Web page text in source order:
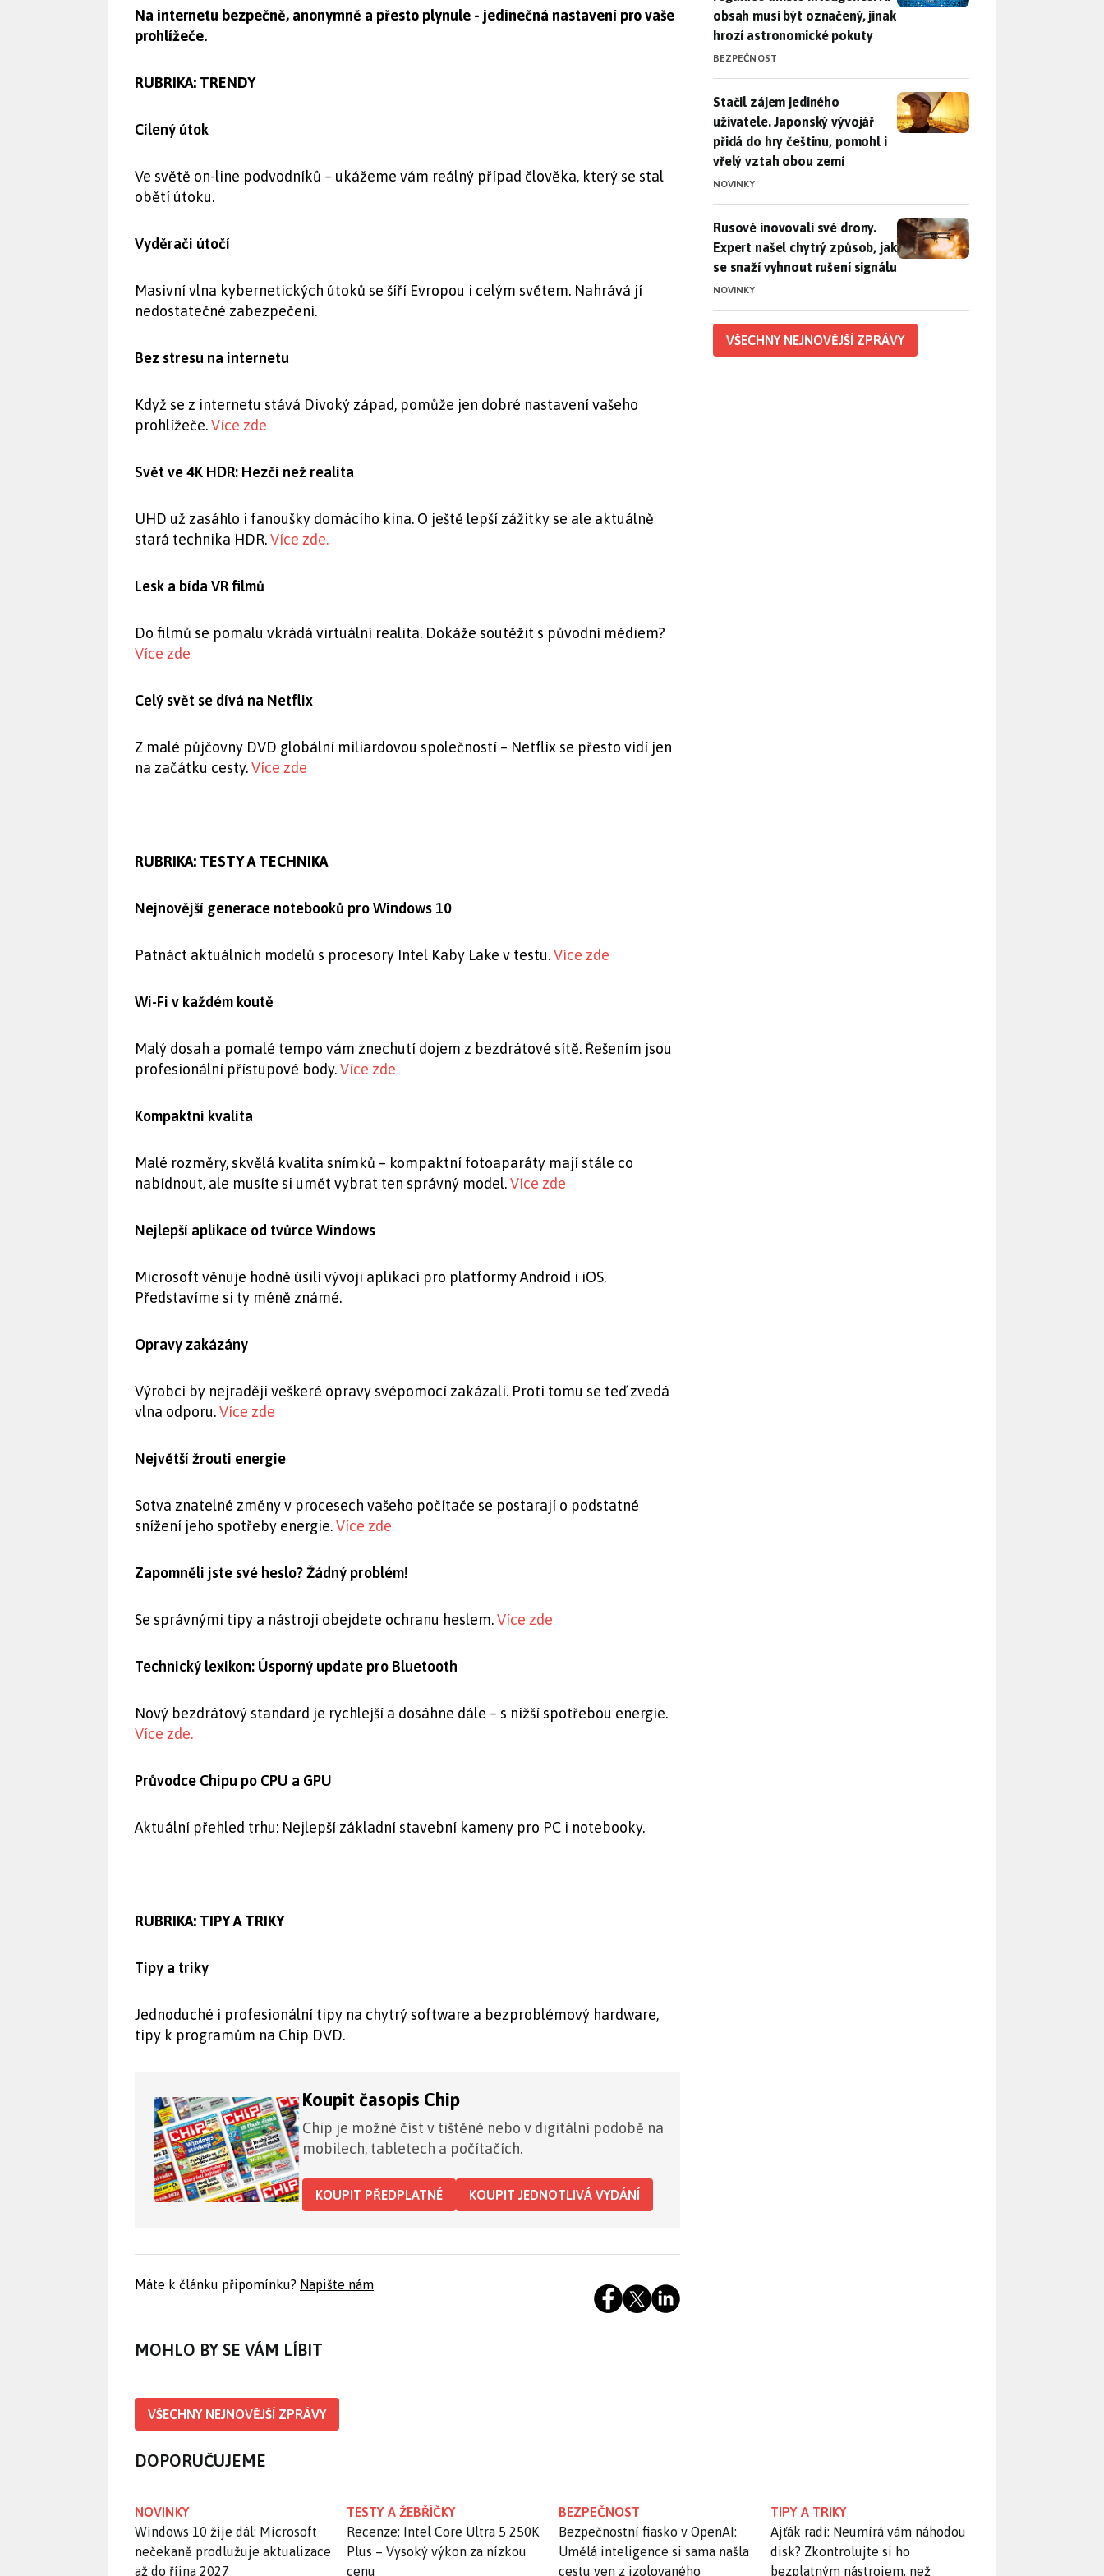
Na internetu bezpečně, anonymně a přesto plynule - jedinečná nastavení pro vaše
prohlížeče.
RUBRIKA: TRENDY
Cílený útok
Ve světě on-line podvodníků – ukážeme vám reálný případ člověka, který se stal
obětí útoku.
Vyděrači útočí
Masivní vlna kybernetických útoků se šíří Evropou i celým světem. Nahrává jí
nedostatečné zabezpečení.
Bez stresu na internetu
Když se z internetu stává Divoký západ, pomůže jen dobré nastavení vašeho
prohlížeče.Více zde
Svět ve 4K HDR: Hezčí než realita
UHD už zasáhlo i fanoušky domácího kina. O ještě lepší zážitky se ale aktuálně
stará technika HDR.Více zde.
Lesk a bída VR filmů
Do filmů se pomalu vkrádá virtuální realita. Dokáže soutěžit s původní médiem?
Více zde
Celý svět se dívá na Netflix
Z malé půjčovny DVD globální miliardovou společností – Netflix se přesto vidí jen
na začátku cesty.Více zde
RUBRIKA: TESTY A TECHNIKA
Nejnovější generace notebooků pro Windows 10
Patnáct aktuálních modelů s procesory Intel Kaby Lake v testu.Více zde
Wi-Fi v každém koutě
Malý dosah a pomalé tempo vám znechutí dojem z bezdrátové sítě. Řešením jsou
profesionální přístupové body.Více zde
Kompaktní kvalita
Malé rozměry, skvělá kvalita snímků – kompaktní fotoaparáty mají stále co
nabídnout, ale musíte si umět vybrat ten správný model.Více zde
Nejlepší aplikace od tvůrce Windows
Microsoft věnuje hodně úsilí vývoji aplikací pro platformy Android i iOS.
Představíme si ty méně známé.
Opravy zakázány
Výrobci by nejraději veškeré opravy svépomocí zakázali. Proti tomu se teď zvedá
vlna odporu.Více zde
Největší žrouti energie
Sotva znatelné změny v procesech vašeho počítače se postarají o podstatné
snížení jeho spotřeby energie.Více zde
Zapomněli jste své heslo? Žádný problém!
Se správnými tipy a nástroji obejdete ochranu heslem.Více zde
Technický lexikon: Úsporný update pro Bluetooth
Nový bezdrátový standard je rychlejší a dosáhne dále – s nižší spotřebou energie.
Více zde.
Průvodce Chipu po CPU a GPU
Aktuální přehled trhu: Nejlepší základní stavební kameny pro PC i notebooky.
RUBRIKA: TIPY A TRIKY
Tipy a triky
Jednoduché i profesionální tipy na chytrý software a bezproblémový hardware,
tipy k programům na Chip DVD.
Koupit časopis Chip
Chip je možné číst v tištěné nebo v digitální podobě na
mobilech, tabletech a počítačích.
KOUPIT PŘEDPLATNÉ KOUPIT JEDNOTLIVÁ VYDÁNÍ
Máte k článku připomínku? Napište nám
MOHLO BY SE VÁM LÍBIT
VŠECHNY NEJNOVĚJŠÍ ZPRÁVY
obsah musí být označený, jinak
hrozí astronomické pokuty
BEZPEČNOST
Stačil zájem jediného uživatele. Japonský vývojář přidá do hry
Stačil zájem jediného
uživatele. Japonský vývojář
přidá do hry češtinu, pomohl i
vřelý vztah obou zemí
NOVINKY
Rusové inovovali své drony. Expert našel chytrý způsob, jak se
Rusové inovovali své drony.
Expert našel chytrý způsob, jak
se snaží vyhnout rušení signálu
NOVINKY
VŠECHNY NEJNOVĚJŠÍ ZPRÁVY
DOPORUČUJEME
NOVINKY
Windows 10 žije dál: Microsoft
nečekaně prodlužuje aktualizace
až do října 2027
TESTY A ŽEBŘÍČKY
Recenze: Intel Core Ultra 5 250K
Plus – Vysoký výkon za nízkou
cenu
BEZPEČNOST
Bezpečnostní fiasko v OpenAI:
Umělá inteligence si sama našla
cestu ven z izolovaného
TIPY A TRIKY
Ajťák radí: Neumírá vám náhodou
disk? Zkontrolujte si ho
bezplatným nástrojem, než